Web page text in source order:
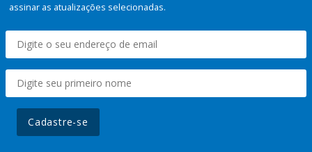
assinar as atualizações selecionadas.
Cadastre-se